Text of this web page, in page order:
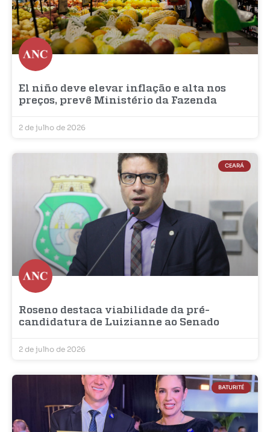
El niño deve elevar inflação e alta nos
preços, prevê Ministério da Fazenda
2 de julho de 2026
CEARÁ
Roseno destaca viabilidade da pré-
candidatura de Luizianne ao Senado
2 de julho de 2026
BATURITÉ